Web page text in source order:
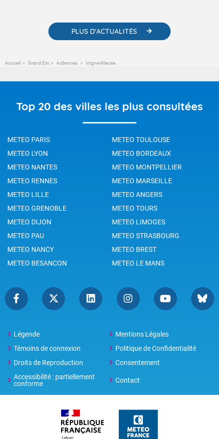
PLUS D'ACTUALITÉS
Accueil Grand Est Ardennes Vrigne-Meuse
Top 20 des villes les plus consultées
METEO PARIS
METEO TOULOUSE
METEO LYON
METEO BORDEAUX
METEO NANTES
METEO MONTPELLIER
METEO RENNES
METEO MARSEILLE
METEO LILLE
METEO ANGERS
METEO GRENOBLE
METEO TOURS
METEO DIJON
METEO LIMOGES
METEO PAU
METEO STRASBOURG
METEO NANCY
METEO BREST
METEO BESANCON
METEO LE MANS
Légende
Mentions Légales
Témoins de connexion
Politique de Confidentialité
Droits de Reproduction
Consentement
Accessibilité : partiellement
conforme
Contact